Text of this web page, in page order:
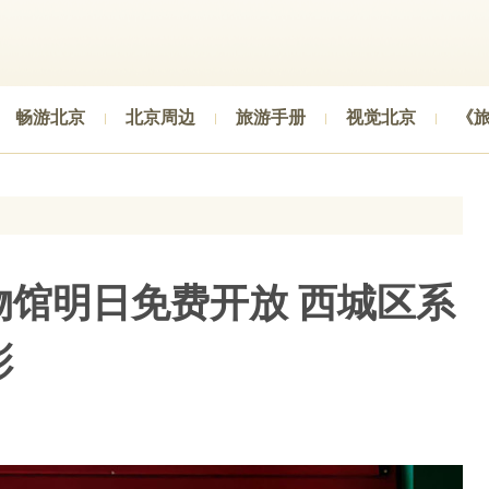
畅游北京 北京周边 旅游手册 视觉北京 《
明日免费开放 西城区系